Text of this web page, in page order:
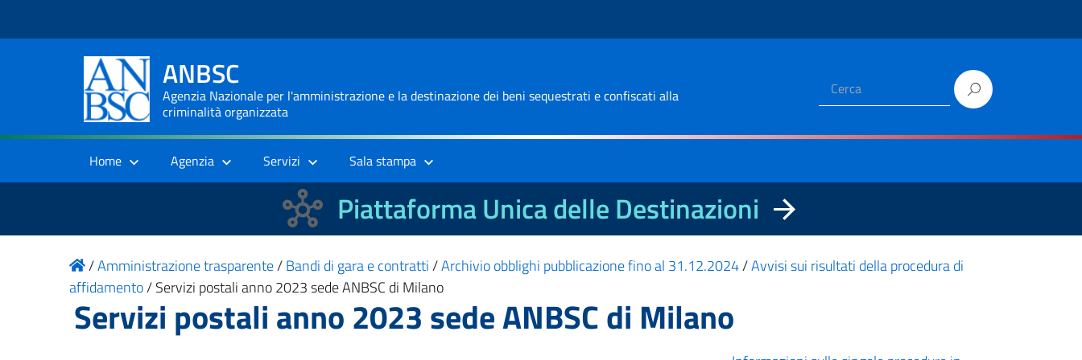
ANBSC
Agenzia Nazionale per l'amministrazione e la destinazione dei beni sequestrati e confiscati alla
criminalità organizzata
Home Agenzia Servizi Sala stampa
Piattaforma Unica delle Destinazioni
/Amministrazione trasparente/Bandi di gara e contratti/Archivio obblighi pubblicazione fino al 31.12.2024/Avvisi sui risultati della procedura di
affidamento/Servizi postali anno 2023 sede ANBSC di Milano
Servizi postali anno 2023 sede ANBSC di Milano